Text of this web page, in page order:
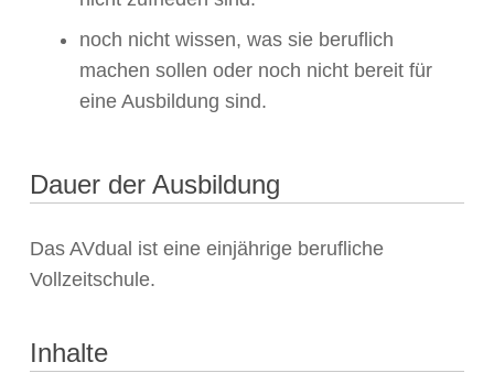
noch nicht wissen, was sie beruflich
machen sollen oder noch nicht bereit für
eine Ausbildung sind.
Dauer der Ausbildung
Das AVdual ist eine einjährige berufliche
Vollzeitschule.
Inhalte